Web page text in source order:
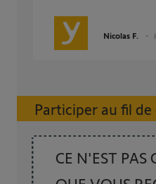
Nicolas F.
Participer au fil de
CE N'EST PAS